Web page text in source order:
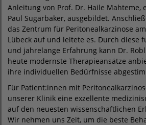
Anleitung von Prof. Dr. Haile Mahteme,
Paul Sugarbaker, ausgebildet.
das Zentrum für Peritonealkarzinose
Lübeck auf und leitete es. Durch diese
und jahrelange Erfahrung kann Dr.
heute modernste Therapieansätze
ihre individuellen Bedürfnisse
Für Patient:innen mit
unserer Klinik eine exzellente
auf den neuesten wissenschaftlichen
Wir nehmen uns Zeit, um die beste